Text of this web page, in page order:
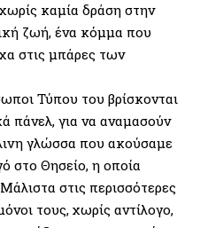
καμία δράση στην
ζωή, ένα κόμμα που
στις μπάρες των
Τύπου του βρίσκονται
πάνελ, για να αναμασούν
γλώσσα που ακούσαμε
στο Θησείο, η οποία
στις περισσότερες
τους, χωρίς αντίλογο,